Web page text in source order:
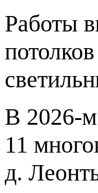
Работы
В 2026-м
11
д.